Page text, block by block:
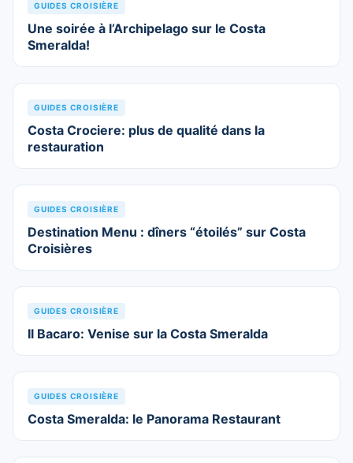
GUIDES CROISIÈRE
Une soirée à l’Archipelago sur le Costa
Smeralda!
GUIDES CROISIÈRE
Costa Crociere: plus de qualité dans la
restauration
GUIDES CROISIÈRE
Destination Menu : dîners “étoilés” sur Costa
Croisières
GUIDES CROISIÈRE
Il Bacaro: Venise sur la Costa Smeralda
GUIDES CROISIÈRE
Costa Smeralda: le Panorama Restaurant